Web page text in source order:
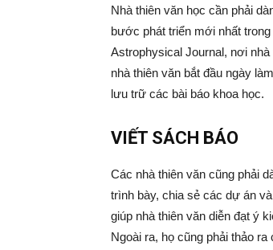
Nhà thiên văn học cần phải
bước phát triển mới nhất
Astrophysical Journal, nơi
nhà thiên văn bắt đầu ngày
lưu trữ các bài báo khoa học.
VIẾT SÁCH BÁO
Các nhà thiên văn cũng phải
trình bày, chia sẻ các dự án
giúp nhà thiên văn diễn đạt ý
Ngoài ra, họ cũng phải thảo